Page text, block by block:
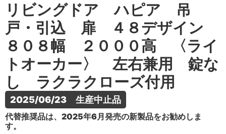
リビングドア ハピア 吊
戸・引込 扉 ４８デザイン
８０８幅 ２０００高 〈ライ
トオーカー〉 左右兼用 錠な
し ラクラクローズ付用
2025/06/23　生産中止品
代替推奨品は、2025年6月発売の新製品をお勧めしま
す。